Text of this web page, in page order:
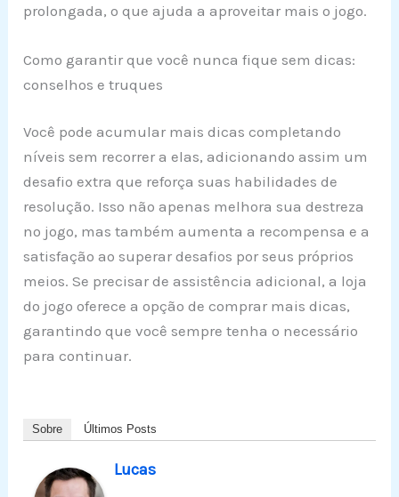
prolongada, o que ajuda a aproveitar mais o jogo.
Como garantir que você nunca fique sem dicas:
conselhos e truques
Você pode acumular mais dicas completando
níveis sem recorrer a elas, adicionando assim um
desafio extra que reforça suas habilidades de
resolução. Isso não apenas melhora sua destreza
no jogo, mas também aumenta a recompensa e a
satisfação ao superar desafios por seus próprios
meios. Se precisar de assistência adicional, a loja
do jogo oferece a opção de comprar mais dicas,
garantindo que você sempre tenha o necessário
para continuar.
Sobre Últimos Posts
Lucas